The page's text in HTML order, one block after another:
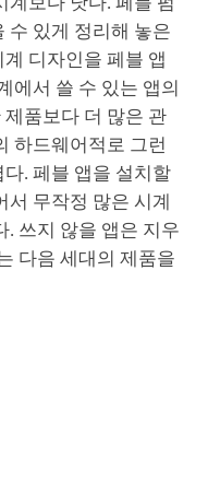
수 있게 정리해 놓은
디자인을 페블 앱
에서 쓸 수 있는 앱의
품보다 더 많은 관
하드웨어적로 그런
. 페블 앱을 설치할
서 무작정 많은 시계
. 쓰지 않을 앱은 지우
다음 세대의 제품을